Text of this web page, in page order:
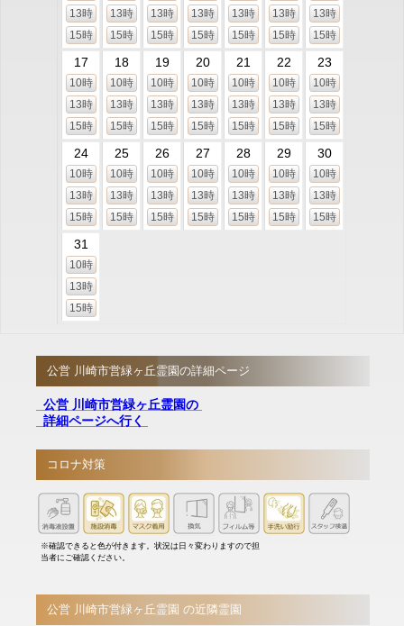
13時
15時
13時
15時
13時
15時
13時
15時
13時
15時
13時
15時
13時
15時
17
10時
13時
15時
18
10時
13時
15時
19
10時
13時
15時
20
10時
13時
15時
21
10時
13時
15時
22
10時
13時
15時
23
10時
13時
15時
24
10時
13時
15時
25
10時
13時
15時
26
10時
13時
15時
27
10時
13時
15時
28
10時
13時
15時
29
10時
13時
15時
30
10時
13時
15時
31
10時
13時
15時
公営 川崎市営緑ヶ丘霊園の詳細ページ
公営 川崎市営緑ヶ丘霊園の
詳細ページへ行く
コロナ対策
※確認できると色が付きます。状況は日々変わりますので担
当者にご確認ください。
公営 川崎市営緑ヶ丘霊園 の近隣霊園